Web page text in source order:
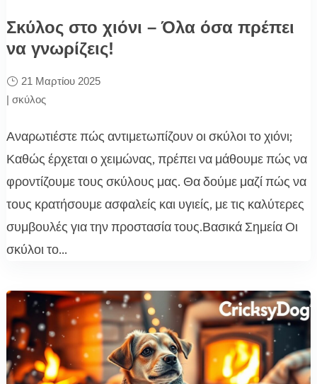
Σκύλος στο χιόνι – Όλα όσα πρέπει
να γνωρίζεις!
21 Μαρτίου 2025
| σκύλος
Αναρωτιέστε πώς αντιμετωπίζουν οι σκύλοι το χιόνι;
Καθώς έρχεται ο χειμώνας, πρέπει να μάθουμε πώς να
φροντίζουμε τους σκύλους μας. Θα δούμε μαζί πώς να
τους κρατήσουμε ασφαλείς και υγιείς, με τις καλύτερες
συμβουλές για την προστασία τους.Βασικά Σημεία Οι
σκύλοι το...